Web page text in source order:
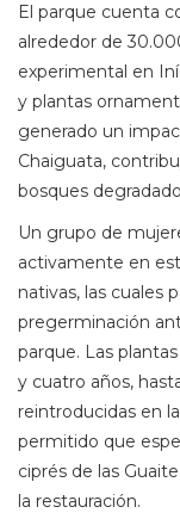
El parque cuenta
alrededor de
experimental en
y plantas
generado un
Chaiguata,
bosques
Un grupo de
activamente en
nativas, las cuales
pregerminación
parque. Las
y cuatro años,
reintroducidas en
permitido que
ciprés de las
la restauración.